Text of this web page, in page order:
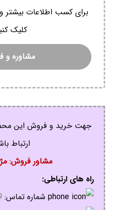
برای کسب اطلاعات بیشتر
کلیک
مشاوره و
جهت خرید و فروش این
ارتباط
مشاور فروش:
راه های ارتباطی:
شماره تماس: